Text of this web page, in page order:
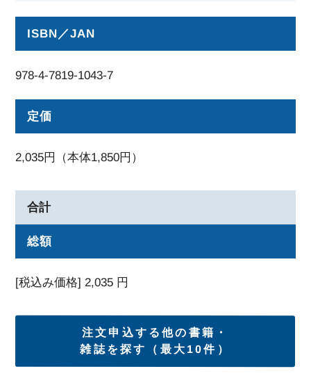
ISBN／JAN
978-4-7819-1043-7
定価
2,035円（本体1,850円）
合計
総額
[税込み価格]2,035 円
注文申込する他の書籍・
雑誌を探す（最大10件）